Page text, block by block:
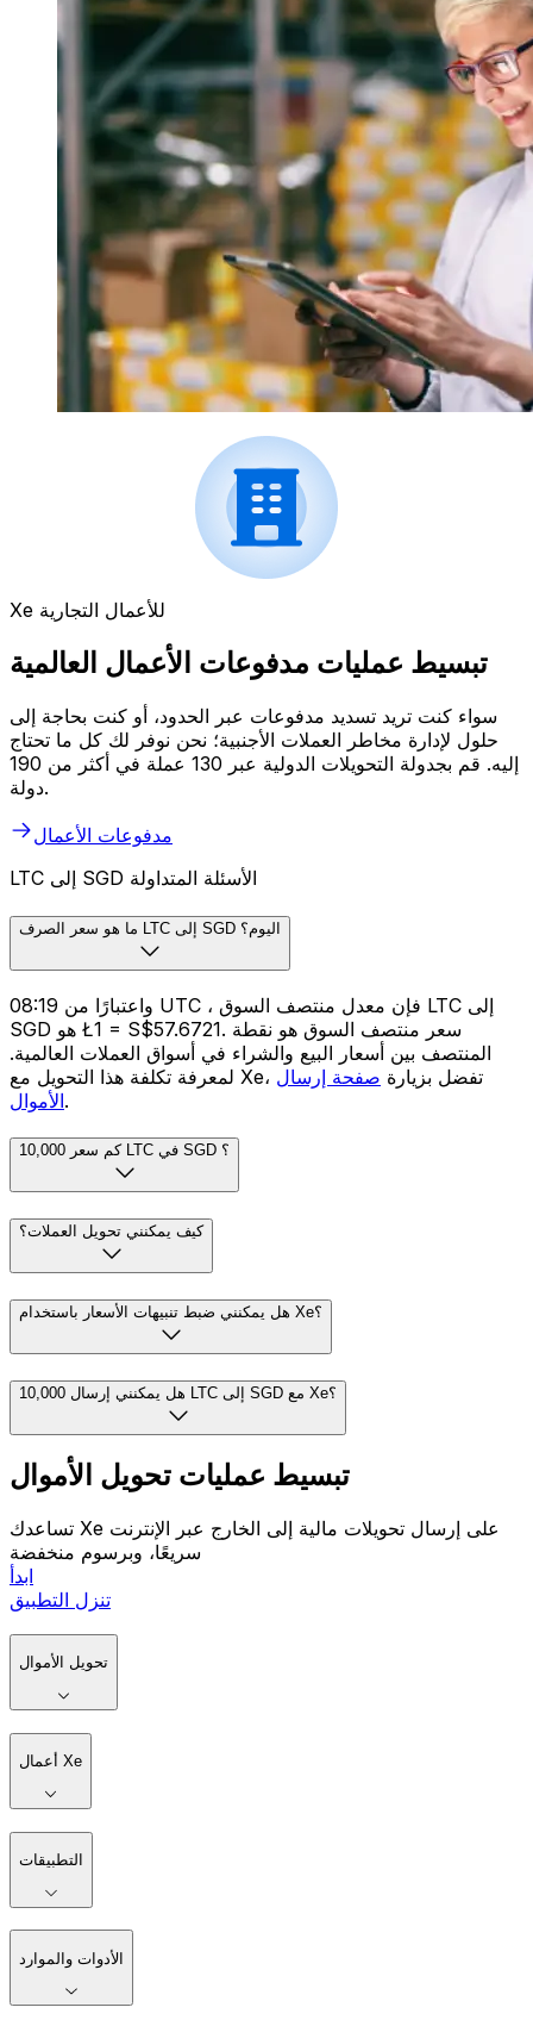
Xe للأعمال التجارية
تبسيط عمليات مدفوعات الأعمال العالمية
سواء كنت تريد تسديد مدفوعات عبر الحدود، أو كنت بحاجة إلى
حلول لإدارة مخاطر العملات الأجنبية؛ نحن نوفر لك كل ما تحتاج
إليه. قم بجدولة التحويلات الدولية عبر 130 عملة في أكثر من 190
دولة.
مدفوعات الأعمال
LTC إلى SGD الأسئلة المتداولة
ما هو سعر الصرف LTC إلى SGD اليوم؟
واعتبارًا من 08:19 UTC ، فإن معدل منتصف السوق LTC إلى
SGD هو Ł1 = S$57.6721. سعر منتصف السوق هو نقطة
المنتصف بين أسعار البيع والشراء في أسواق العملات العالمية.
لمعرفة تكلفة هذا التحويل مع Xe، تفضل بزيارة صفحة إرسال
الأموال.
كم سعر 10,000 LTC في SGD ؟
كيف يمكنني تحويل العملات؟
هل يمكنني ضبط تنبيهات الأسعار باستخدام Xe؟
هل يمكنني إرسال 10,000 LTC إلى SGD مع Xe؟
تبسيط عمليات تحويل الأموال
تساعدك Xe على إرسال تحويلات مالية إلى الخارج عبر الإنترنت
سريعًا، وبرسوم منخفضة
ابدأ
تنزل التطبيق
تحويل الأموال
أعمال Xe
التطبيقات
الأدوات والموارد